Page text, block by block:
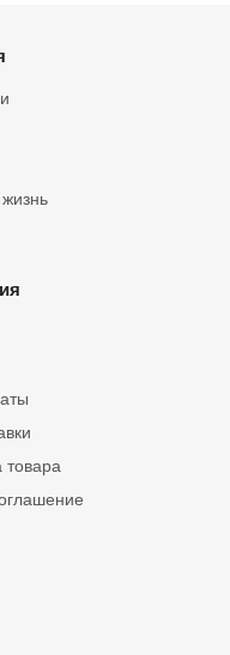
товара